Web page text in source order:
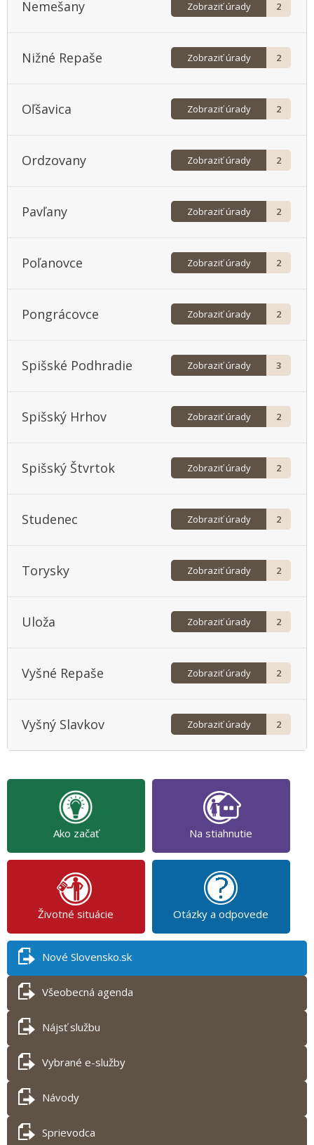
Nemešany Zobraziť úrady 2
Nižné Repaše Zobraziť úrady 2
Oľšavica Zobraziť úrady 2
Ordzovany Zobraziť úrady 2
Pavľany Zobraziť úrady 2
Poľanovce Zobraziť úrady 2
Pongrácovce Zobraziť úrady 2
Spišské Podhradie Zobraziť úrady 3
Spišský Hrhov Zobraziť úrady 2
Spišský Štvrtok Zobraziť úrady 2
Studenec Zobraziť úrady 2
Torysky Zobraziť úrady 2
Uloža Zobraziť úrady 2
Vyšné Repaše Zobraziť úrady 2
Vyšný Slavkov Zobraziť úrady 2
Ako začať Na stiahnutie
Životné situácie Otázky a odpovede
Nové Slovensko.sk
Všeobecná agenda
Nájsť službu
Vybrané e-služby
Návody
Sprievodca